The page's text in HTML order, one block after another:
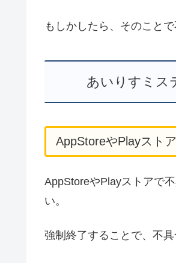
もしかしたら、そのこと
あいりすミス
AppStoreやPlayスト
AppStoreやPlayストアで
い。
強制終了することで、不